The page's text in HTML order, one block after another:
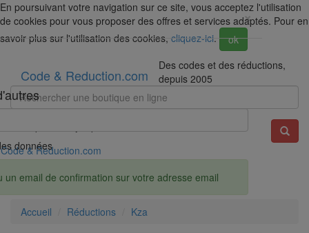
En poursuivant votre navigation sur ce site, vous acceptez l'utilisation
de cookies pour vous proposer des offres et services adaptés. Pour en
savoir plus sur l'utilisation des cookies, cliquez-ici. ok
Code & Reduction.com
Des codes et des réductions,
depuis 2005
Code & Reduction.com
Accueil Réductions Kza
×
données
email de confirmation sur votre adresse email